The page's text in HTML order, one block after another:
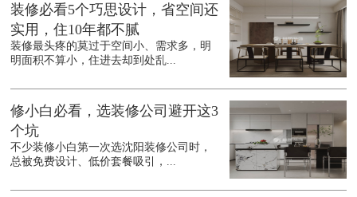
装修必看5个巧思设计，省空间还
实用，住10年都不腻
装修最头疼的莫过于空间小、需求多，明
明面积不算小，住进去却到处乱...
修小白必看，选装修公司避开这3
个坑
不少装修小白第一次选沈阳装修公司时，
总被免费设计、低价套餐吸引，...